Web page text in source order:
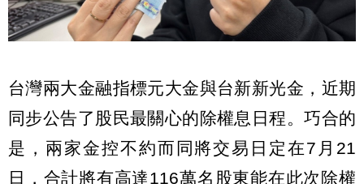
台灣兩大金融指標元大金與台新新光金，近期
同步公告了股民最關心的除權息日程。巧合的
是，兩家金控不約而同將交易日定在7月21
日，合計將有高達116萬名股東能在此次除權